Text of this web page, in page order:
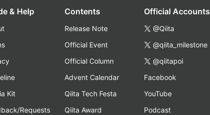
& Help
Kit
Requests
Contents
Release Note
Official Event
Official Column
Advent Calendar
Qiita Tech Festa
Qiita Award
Official Accounts
@Qiita
@qiita_milestone
@qiitapoi
Facebook
YouTube
Podcast